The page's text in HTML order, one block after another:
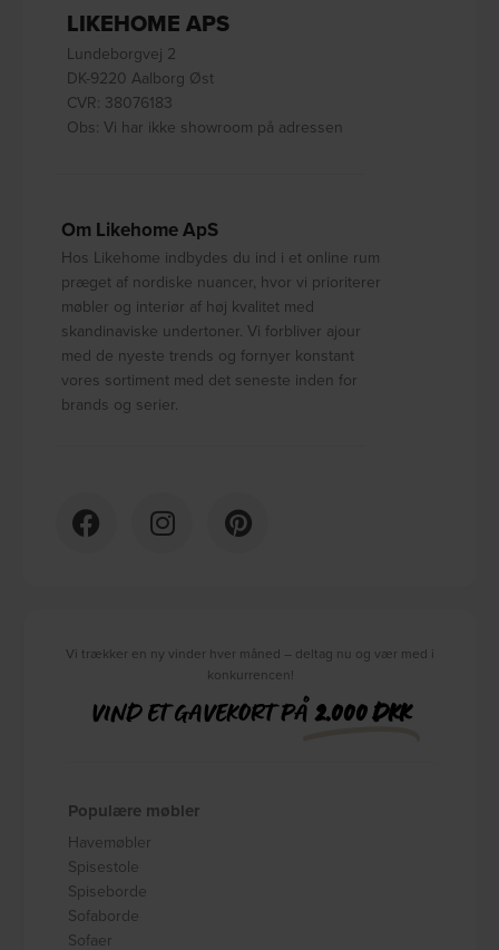
LIKEHOME APS
Lundeborgvej 2
DK-9220 Aalborg Øst
CVR: 38076183
Obs: Vi har ikke showroom på adressen
Om Likehome ApS
Hos Likehome indbydes du ind i et online rum
præget af nordiske nuancer, hvor vi prioriterer
møbler og interiør af høj kvalitet med
skandinaviske undertoner. Vi forbliver ajour
med de nyeste trends og fornyer konstant
vores sortiment med det seneste inden for
brands og serier.
Vi trækker en ny vinder hver måned – deltag nu og vær med i
konkurrencen!
VIND ET GAVEKORT PÅ2.000 DKK
Populære møbler
Havemøbler
Spisestole
Spiseborde
Sofaborde
Sofaer